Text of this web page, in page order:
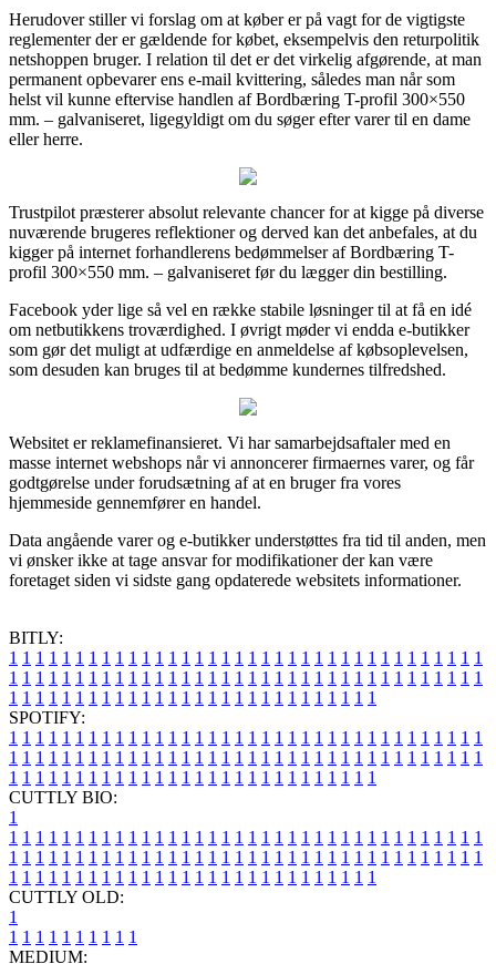
Herudover stiller vi forslag om at køber er på vagt for de vigtigste
reglementer der er gældende for købet, eksempelvis den returpolitik
netshoppen bruger. I relation til det er det virkelig afgørende, at man
permanent opbevarer ens e-mail kvittering, således man når som
helst vil kunne eftervise handlen af Bordbæring T-profil 300×550
mm. – galvaniseret, ligegyldigt om du søger efter varer til en dame
eller herre.
Trustpilot præsterer absolut relevante chancer for at kigge på diverse
nuværende brugeres reflektioner og derved kan det anbefales, at du
kigger på internet forhandlerens bedømmelser af Bordbæring T-
profil 300×550 mm. – galvaniseret før du lægger din bestilling.
Facebook yder lige så vel en række stabile løsninger til at få en idé
om netbutikkens troværdighed. I øvrigt møder vi endda e-butikker
som gør det muligt at udfærdige en anmeldelse af købsoplevelsen,
som desuden kan bruges til at bedømme kundernes tilfredshed.
Websitet er reklamefinansieret. Vi har samarbejdsaftaler med en
masse internet webshops når vi annoncerer firmaernes varer, og får
godtgørelse under forudsætning af at en bruger fra vores
hjemmeside gennemfører en handel.
Data angående varer og e-butikker understøttes fra tid til anden, men
vi ønsker ikke at tage ansvar for modifikationer der kan være
foretaget siden vi sidste gang opdaterede websitets informationer.
BITLY:
1 1 1 1 1 1 1 1 1 1 1 1 1 1 1 1 1 1 1 1 1 1 1 1 1 1 1 1 1 1 1 1 1 1 1 1
1 1 1 1 1 1 1 1 1 1 1 1 1 1 1 1 1 1 1 1 1 1 1 1 1 1 1 1 1 1 1 1 1 1 1 1
1 1 1 1 1 1 1 1 1 1 1 1 1 1 1 1 1 1 1 1 1 1 1 1 1 1 1 1
SPOTIFY:
1 1 1 1 1 1 1 1 1 1 1 1 1 1 1 1 1 1 1 1 1 1 1 1 1 1 1 1 1 1 1 1 1 1 1 1
1 1 1 1 1 1 1 1 1 1 1 1 1 1 1 1 1 1 1 1 1 1 1 1 1 1 1 1 1 1 1 1 1 1 1 1
1 1 1 1 1 1 1 1 1 1 1 1 1 1 1 1 1 1 1 1 1 1 1 1 1 1 1 1
CUTTLY BIO:
1
1 1 1 1 1 1 1 1 1 1 1 1 1 1 1 1 1 1 1 1 1 1 1 1 1 1 1 1 1 1 1 1 1 1 1 1
1 1 1 1 1 1 1 1 1 1 1 1 1 1 1 1 1 1 1 1 1 1 1 1 1 1 1 1 1 1 1 1 1 1 1 1
1 1 1 1 1 1 1 1 1 1 1 1 1 1 1 1 1 1 1 1 1 1 1 1 1 1 1 1
CUTTLY OLD:
1
1 1 1 1 1 1 1 1 1 1
MEDIUM: